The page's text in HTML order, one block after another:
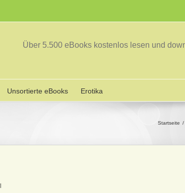
Über 5.500 eBooks kostenlos lesen und
Unsortierte eBooks Erotika
Startseite